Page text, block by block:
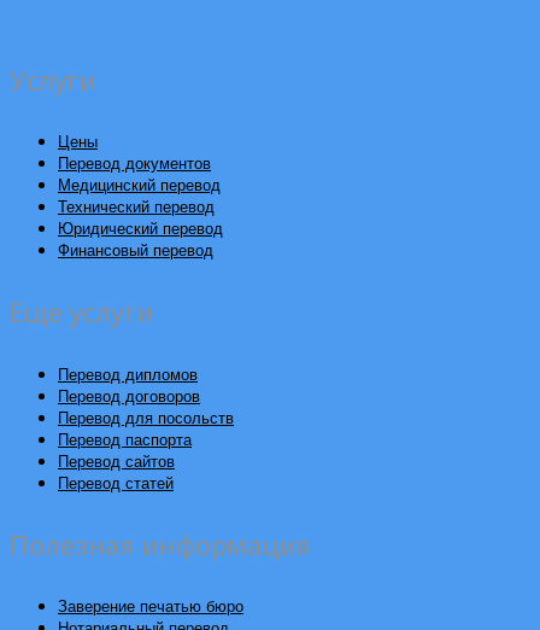
Услуги
Цены
Перевод документов
Медицинский перевод
Технический перевод
Юридический перевод
Финансовый перевод
Еще услуги
Перевод дипломов
Перевод договоров
Перевод для посольств
Перевод паспорта
Перевод сайтов
Перевод статей
Полезная информация
Заверение печатью бюро